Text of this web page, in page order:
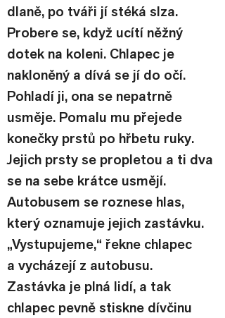
dlaně, po tváři jí stéká slza.
Probere se, když ucítí něžný
dotek na koleni. Chlapec je
nakloněný a dívá se jí do očí.
Pohladí ji, ona se nepatrně
usměje. Pomalu mu přejede
konečky prstů po hřbetu ruky.
Jejich prsty se propletou a ti dva
se na sebe krátce usmějí.
Autobusem se roznese hlas,
který oznamuje jejich zastávku.
„Vystupujeme,“ řekne chlapec
a vycházejí z autobusu.
Zastávka je plná lidí, a tak
chlapec pevně stiskne dívčinu